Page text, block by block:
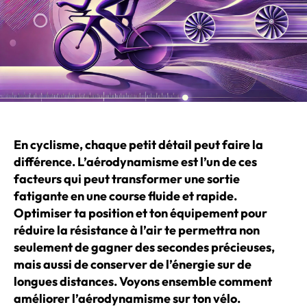
En cyclisme, chaque petit détail peut faire la
différence. L’aérodynamisme est l’un de ces
facteurs qui peut transformer une sortie
fatigante en une course fluide et rapide.
Optimiser ta position et ton équipement pour
réduire la résistance à l’air te permettra non
seulement de gagner des secondes précieuses,
mais aussi de conserver de l’énergie sur de
longues distances. Voyons ensemble comment
améliorer l’aérodynamisme sur ton vélo.